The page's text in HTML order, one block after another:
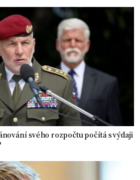
svého rozpočtu počítá s výdaji